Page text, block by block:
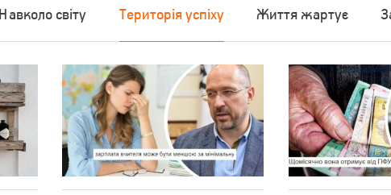
Навколо світу Територія успіху Життя жартує